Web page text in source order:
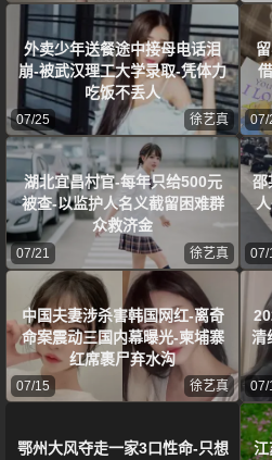
外卖少年送餐途中接母电话泪
崩-被武汉理工大学录取-凭体力
吃饭不丢人
07/25 徐艺真 07/
湖北宜昌村官-每年只给500元
被查-以监护人名义截留困难群
众救济金
07/21 徐艺真
邵
07/
中国夫妻涉杀害韩国网红-离奇
命案震动三国内幕曝光-柬埔寨
红席裹尸弃水沟
07/15 徐艺真
清
07/
鄂州大风夺走一家3口性命-只想
江